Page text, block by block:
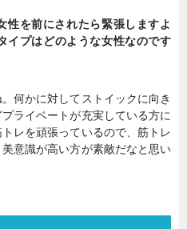
を前にされたら緊張しますよ
イプはどのような女性なのです
何かに対してストイックに向き
ライベートが充実している方に
レを頑張っているので、筋トレ
意識が高い方が素敵だなと思い